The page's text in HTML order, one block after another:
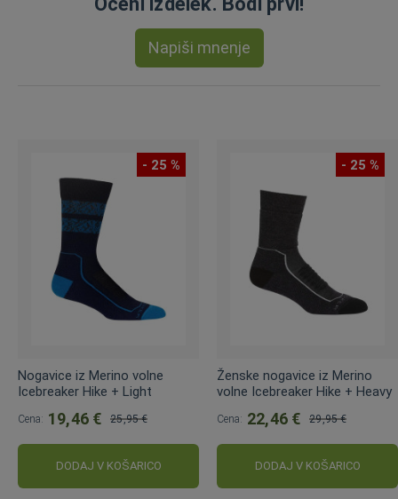
Napiši mnenje
- 25 %
Nogavice iz Merino volne
Icebreaker Hike + Light
Cena: 19,46 €
cena:
25,95 €
DODAJ V KOŠARICO
- 25 %
Ženske nogavice iz Merino
volne Icebreaker Hike + Heavy
Cena: 22,46 €
cena:
29,95 €
DODAJ V KOŠARICO